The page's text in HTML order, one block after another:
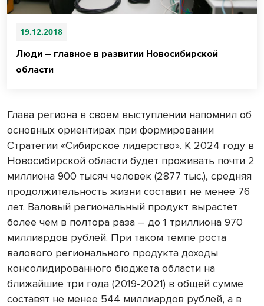
19.12.2018
Люди – главное в развитии Новосибирской
области
Глава региона в своем выступлении напомнил об
основных ориентирах при формировании
Стратегии «Сибирское лидерство». К 2024 году в
Новосибирской области будет проживать почти 2
миллиона 900 тысяч человек (2877 тыс.), средняя
продолжительность жизни составит не менее 76
лет. Валовый региональный продукт вырастет
более чем в полтора раза – до 1 триллиона 970
миллиардов рублей. При таком темпе роста
валового регионального продукта доходы
консолидированного бюджета области на
ближайшие три года (2019-2021) в общей сумме
составят не менее 544 миллиардов рублей, а в